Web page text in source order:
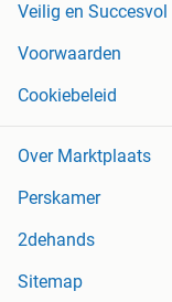
Veilig en Succesvol
Voorwaarden
Cookiebeleid
Over Marktplaats
Perskamer
2dehands
Sitemap